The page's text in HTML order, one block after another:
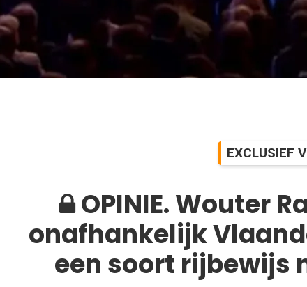
EXCLUSIEF
OPINIE. Wouter
onafhankelijk
een soort rijbewijs